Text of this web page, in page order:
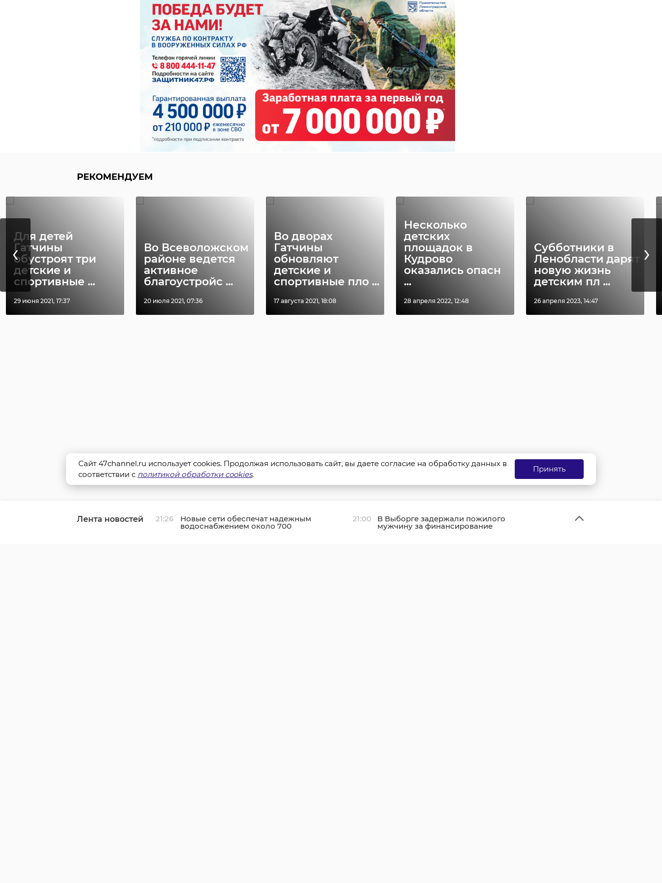
РЕКОМЕНДУЕМ
Для детей
Гатчины
обустроят три
детские и
спортивные ...
29 июня 2021, 17:37
Во Всеволожском
районе ведется
активное
благоустройс ...
20 июля 2021, 07:36
Во дворах
Гатчины
обновляют
детские и
спортивные пло ...
17 августа 2021, 18:08
Несколько
детских
площадок в
Кудрово
оказались опасн
...
28 апреля 2022, 12:48
Субботники в
Ленобласти дарят
новую жизнь
детским пл ...
26 апреля 2023, 14:47
‹ ›
Лента новостей 21:26 Новые сети обеспечат надежным
водоснабжением около 700
21:00 В Выборге задержали пожилого
мужчину за финансирование
экстремистов
Сайт 47channel.ru использует cookies. Продолжая использовать сайт, вы даете согласие на обработку данных в
соответствии с политикой обработки cookies.
Принять